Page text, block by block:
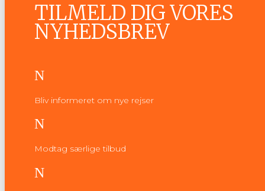
TILMELD DIG VORES
NYHEDSBREV
N
Bliv informeret om nye rejser
N
Modtag særlige tilbud
N